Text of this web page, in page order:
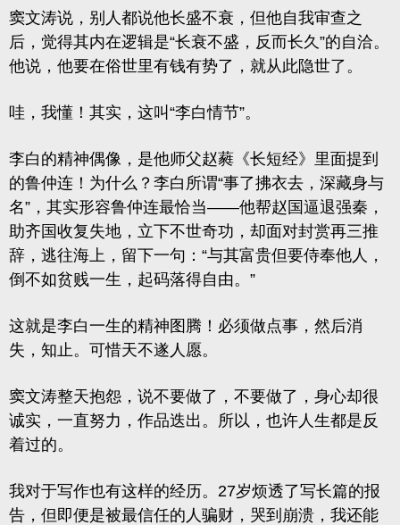
窦文涛说，别人都说他长盛不衰，但他自我审查之
后，觉得其内在逻辑是“长衰不盛，反而长久”的自洽。
他说，他要在俗世里有钱有势了，就从此隐世了。
哇，我懂！其实，这叫 “李白情节”。
李白的精神偶像，是他师父赵蕤《长短经》里面提到
的鲁仲连！为什么？李白所谓“事了拂衣去，深藏身与
名”，其实形容鲁仲连最恰当——他帮赵国逼退强秦，
助齐国收复失地，立下不世奇功，却面对封赏再三推
辞，逃往海上，留下一句：“与其富贵但要侍奉他人，
倒不如贫贱一生，起码落得自由。”
这就是李白一生的精神图腾！ 必须做点事，然后消
失，知止。可惜天不遂人愿。
窦文涛整天抱怨，说不要做了，不要做了，身心却很
诚实，一直努力，作品迭出。所以，也许人生都是反
着过的。
我对于写作也有这样的经历。27岁烦透了写长篇的报
告，但即便是被最信任的人骗财，哭到崩溃，我还能